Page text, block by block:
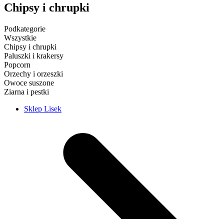
Chipsy i chrupki
Podkategorie
Wszystkie
Chipsy i chrupki
Paluszki i krakersy
Popcorn
Orzechy i orzeszki
Owoce suszone
Ziarna i pestki
Sklep Lisek